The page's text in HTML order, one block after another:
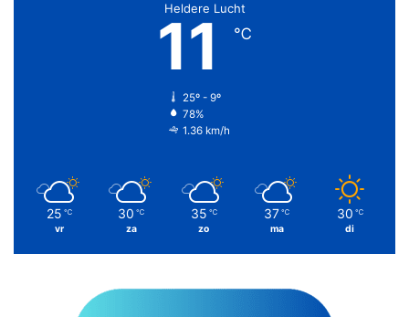
Heldere Lucht
11 ℃
25º - 9º
78%
1.36 km/h
25 ℃
vr
30 ℃
za
35 ℃
zo
37 ℃
ma
30 ℃
di